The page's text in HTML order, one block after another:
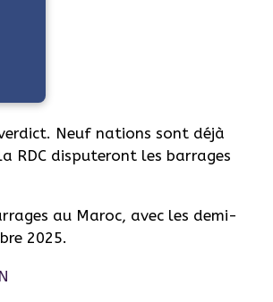
Neuf nations sont déjà
RDC disputeront les barrages
au Maroc, avec les demi-
2025.